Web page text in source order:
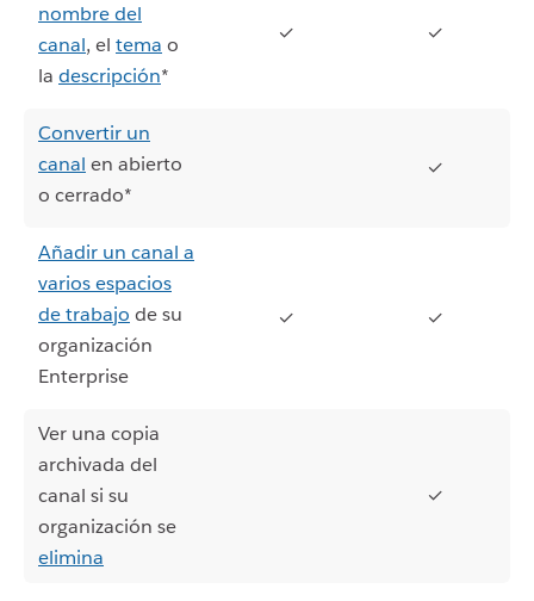
nombre del
canal, el tema o
la descripción*
✓ ✓
Convertir un
canal en abierto
o cerrado*
✓
Añadir un canal a
varios espacios
de trabajo de su
organización
Enterprise
✓ ✓
Ver una copia
archivada del
canal si su
organización se
elimina
✓